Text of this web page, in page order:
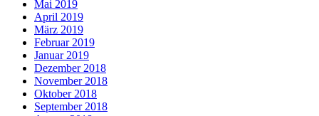
Mai 2019
April 2019
März 2019
Februar 2019
Januar 2019
Dezember 2018
November 2018
Oktober 2018
September 2018